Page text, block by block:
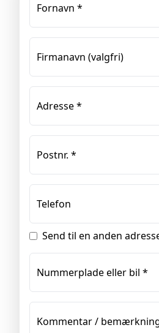
Fornavn *
Firmanavn (valgfri)
Adresse*
Postnr. *
Telefon
Send til en anden
Nummerplade eller bil *
Kommentar /